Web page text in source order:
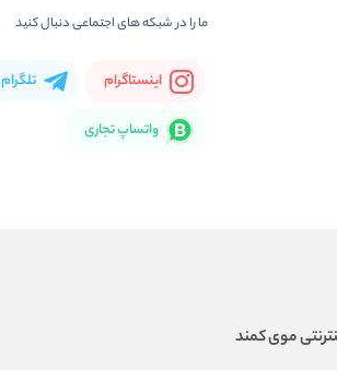
ما را در شبکه های اجتماعی دنبال کنید
اینستاگرام تلگرام
واتساپ تجاری
موی کمند